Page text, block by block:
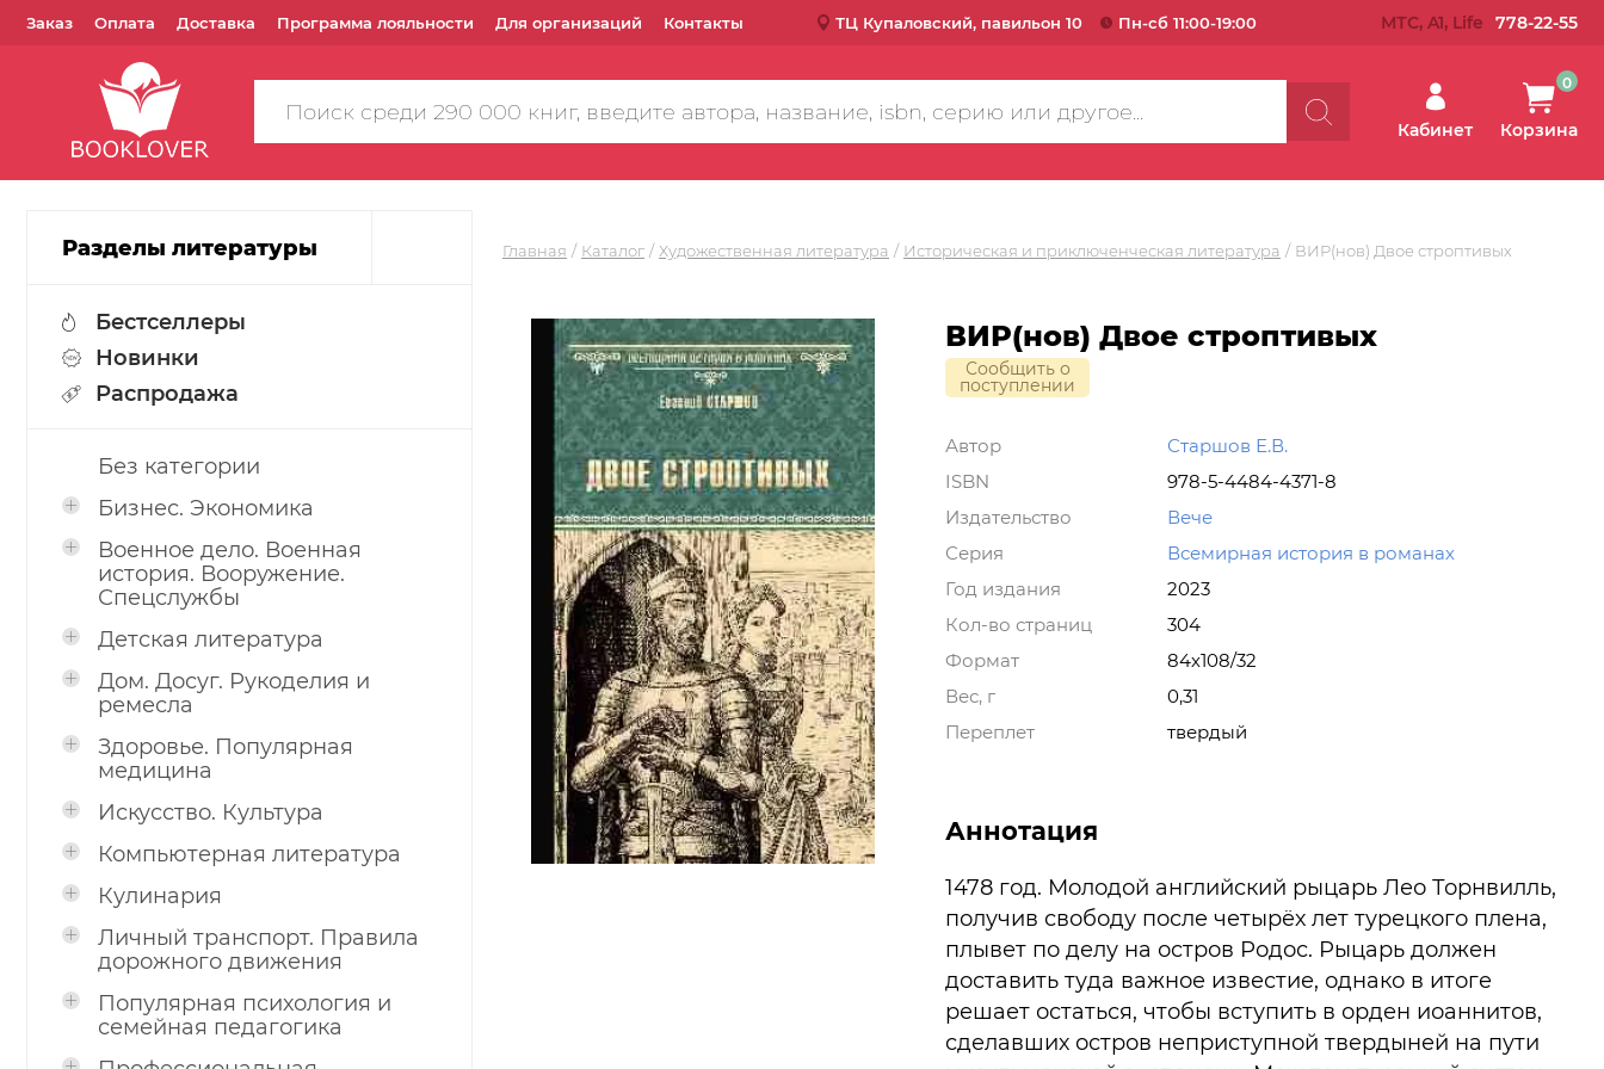
Заказ Оплата Доставка Программа лояльности Для организаций Контакты ТЦ Купаловский, павильон 10 Пн-сб 11:00-19:00 МТС, A1, Life 778-22-55
Поиск
по
Кабинет Корзина
0
Разделы литературы
Бестселлеры
Новинки
Распродажа
Без категории
Бизнес. Экономика
Военное дело. Военная
история. Вооружение.
Спецслужбы
Детская литература
Дом. Досуг. Рукоделия и
ремесла
Здоровье. Популярная
медицина
Искусство. Культура
Компьютерная литература
Кулинария
Личный транспорт. Правила
дорожного движения
Популярная психология и
семейная педагогика
Главная Каталог Художественная литература Историческая и приключенческая литература ВИР(нов) Двое строптивых
ВИР(нов) Двое строптивых
Сообщить о
поступлении
Автор
Старшов Е.В.
ISBN
978-5-4484-4371-8
Издательство
Вече
Серия
Всемирная история в романах
Год издания
2023
Кол-во страниц
304
Формат
84х108/32
Вес, г
0,31
Переплет
твердый
Аннотация
1478 год. Молодой английский рыцарь Лео Торнвилль,
получив свободу после четырёх лет турецкого плена,
плывет по делу на остров Родос. Рыцарь должен
доставить туда важное известие, однако в итоге
решает остаться, чтобы вступить в орден иоаннитов,
сделавших остров неприступной твердыней на пути